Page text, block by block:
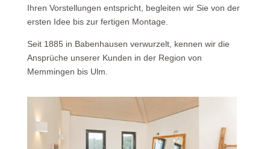
Ihren Vorstellungen entspricht, begleiten wir Sie von der
ersten Idee bis zur fertigen Montage.
Seit 1885 in Babenhausen verwurzelt, kennen wir die
Ansprüche unserer Kunden in der Region von
Memmingen bis Ulm.